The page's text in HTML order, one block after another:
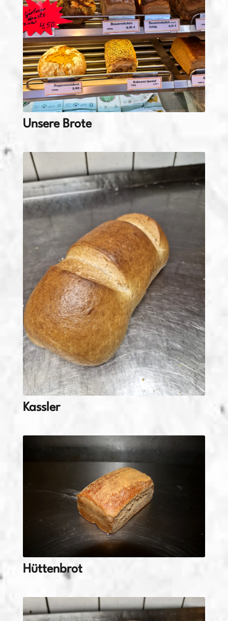
Unsere Brote
Kassler
Hüttenbrot